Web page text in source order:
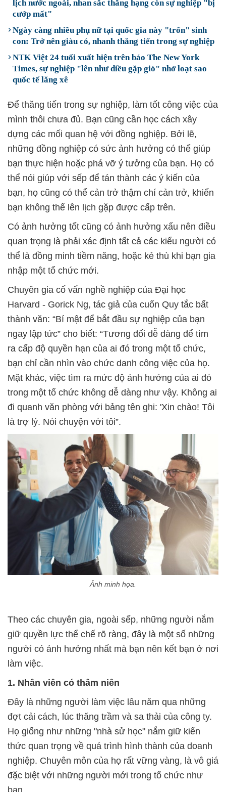
lịch nước ngoài, nhan sắc thăng hạng còn sự nghiệp "bị
cướp mất"
Ngày càng nhiều phụ nữ tại quốc gia này "trốn" sinh
con: Trở nên giàu có, nhanh thăng tiến trong sự nghiệp
NTK Việt 24 tuổi xuất hiện trên báo The New York
Times, sự nghiệp "lên như diều gặp gió" nhờ loạt sao
quốc tế lăng xê
Để thăng tiến trong sự nghiệp, làm tốt công việc của
mình thôi chưa đủ. Bạn cũng cần học cách xây
dựng các mối quan hệ với đồng nghiệp. Bởi lẽ,
những đồng nghiệp có sức ảnh hưởng có thể giúp
bạn thực hiện hoặc phá vỡ ý tưởng của bạn. Họ có
thể nói giúp với sếp để tán thành các ý kiến của
bạn, họ cũng có thể cản trở thậm chí cản trở, khiến
bạn không thể lên lịch gặp được cấp trên.
Có ảnh hưởng tốt cũng có ảnh hưởng xấu nên điều
quan trọng là phải xác định tất cả các kiểu người có
thể là đồng minh tiềm năng, hoặc kẻ thù khi bạn gia
nhập một tổ chức mới.
Chuyên gia cố vấn nghề nghiệp của Đại học
Harvard - Gorick Ng, tác giả của cuốn Quy tắc bất
thành văn: “Bí mật để bắt đầu sự nghiệp của bạn
ngay lập tức” cho biết: “Tương đối dễ dàng để tìm
ra cấp độ quyền hạn của ai đó trong một tổ chức,
bạn chỉ cần nhìn vào chức danh công việc của họ.
Mặt khác, việc tìm ra mức độ ảnh hưởng của ai đó
trong một tổ chức không dễ dàng như vậy. Không ai
đi quanh văn phòng với bảng tên ghi: 'Xin chào! Tôi
là trợ lý. Nói chuyện với tôi”.
Ảnh minh họa.
Theo các chuyên gia, ngoài sếp, những người nắm
giữ quyền lực thể chế rõ ràng, đây là một số những
người có ảnh hưởng nhất mà bạn nên kết bạn ở nơi
làm việc.
1. Nhân viên có thâm niên
Đây là những người làm việc lâu năm qua những
đợt cải cách, lúc thăng trầm và sa thải của công ty.
Họ giống như những "nhà sử học" nắm giữ kiến
thức quan trọng về quá trình hình thành của doanh
nghiệp. Chuyên môn của họ rất vững vàng, là vô giá
đặc biệt với những người mới trong tổ chức như
bạn.